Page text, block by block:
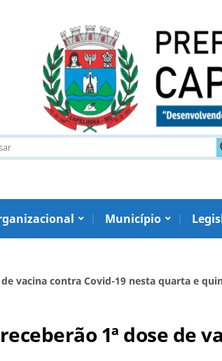
Município
vacina contra Covid-19 nesta quarta e
1ª dose de